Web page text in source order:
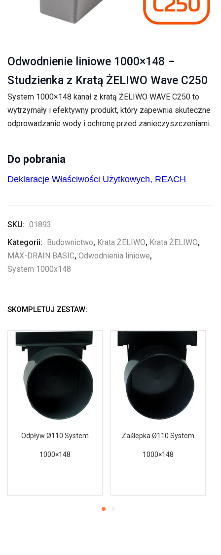
Odwodnienie liniowe 1000×148 –
Studzienka z Kratą ŻELIWO Wave C250
System 1000×148 kanał z kratą ŻELIWO WAVE C250 to
wytrzymały i efektywny produkt, który zapewnia skuteczne
odprowadzanie wody i ochronę przed zanieczyszczeniami.
Do pobrania
Deklaracje Właściwości Użytkowych, REACH
SKU: 01893
Kategorii: Budownictwo, Krata ŻELIWO, Krata ŻELIWO,
MAX-DRAIN BASIC, Odwodnienia liniowe,
System 1000x148
SKOMPLETUJ ZESTAW:
Odpływ Ø110 System
1000×148
Zaślepka Ø110 System
1000×148